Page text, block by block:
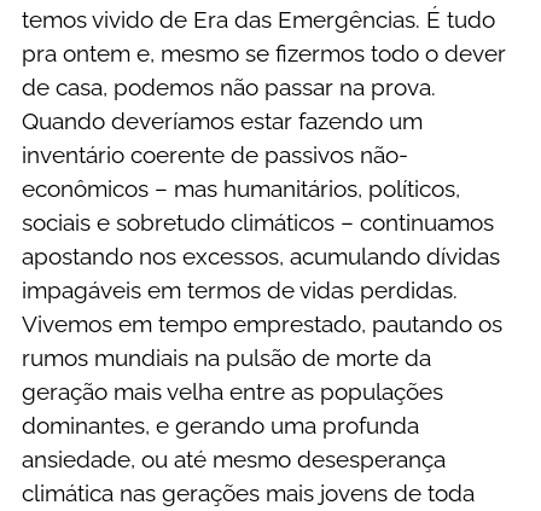
temos vivido de Era das Emergências. É tudo
pra ontem e, mesmo se fizermos todo o dever
de casa, podemos não passar na prova.
Quando deveríamos estar fazendo um
inventário coerente de passivos não-
econômicos – mas humanitários, políticos,
sociais e sobretudo climáticos – continuamos
apostando nos excessos, acumulando dívidas
impagáveis em termos de vidas perdidas.
Vivemos em tempo emprestado, pautando os
rumos mundiais na pulsão de morte da
geração mais velha entre as populações
dominantes, e gerando uma profunda
ansiedade, ou até mesmo desesperança
climática nas gerações mais jovens de toda